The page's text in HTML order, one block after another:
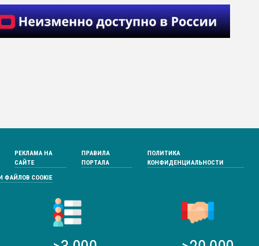
РЕКЛАМА НА
САЙТЕ
ПРАВИЛА
ПОРТАЛА
ПОЛИТИКА
КОНФИДЕНЦИАЛЬНОСТИ
COOKIE